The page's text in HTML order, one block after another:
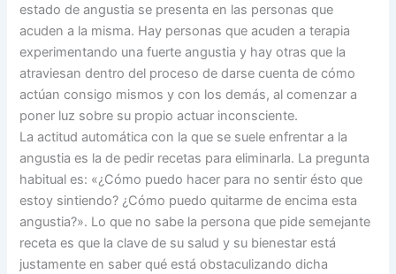
estado de angustia se presenta en las personas que
acuden a la misma. Hay personas que acuden a terapia
experimentando una fuerte angustia y hay otras que la
atraviesan dentro del proceso de darse cuenta de cómo
actúan consigo mismos y con los demás, al comenzar a
poner luz sobre su propio actuar inconsciente.
La actitud automática con la que se suele enfrentar a la
angustia es la de pedir recetas para eliminarla. La pregunta
habitual es: «¿Cómo puedo hacer para no sentir ésto que
estoy sintiendo? ¿Cómo puedo quitarme de encima esta
angustia?». Lo que no sabe la persona que pide semejante
receta es que la clave de su salud y su bienestar está
justamente en saber qué está obstaculizando dicha